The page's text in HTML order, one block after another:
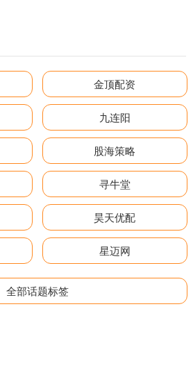
金顶配资
九连阳
股海策略
寻牛堂
昊天优配
星迈网
全部话题标签